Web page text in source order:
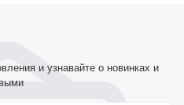
и узнавайте о новинках и